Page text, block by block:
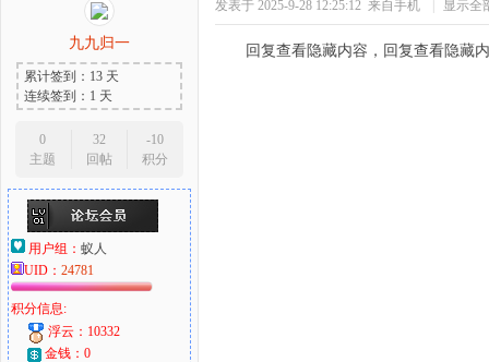
九九归一
累计签到：13 天
连续签到：1 天
0
主题
32
回帖
-10
积分
用户组： 蚁人
UID： 24781
积分信息:
浮云：10332
金钱：0
发表于 2025-9-28 12:25:12 来自手机 显示全
回复查看隐藏内容，回复查看隐藏